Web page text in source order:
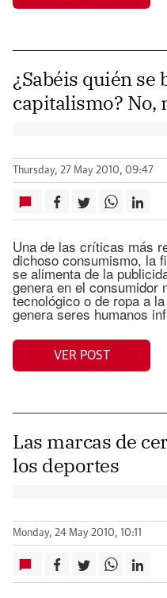
¿Sabéis quién se
capitalismo? No,
Thursday, 27 May 2010, 09:47
Una de las críticas más
dichoso consumismo, la
se alimenta de la
genera en el consumidor
tecnológico o de ropa a
genera seres humanos
VER POST
Las marcas de
los deportes
Monday, 24 May 2010, 10:11